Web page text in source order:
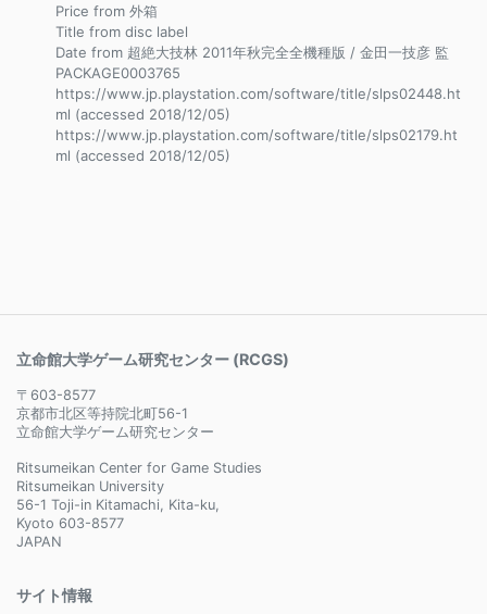
Price from 外箱
Title from disc label
Date from 超絶大技林 2011年秋完全全機種版 / 金田一技彦 監
PACKAGE0003765
https://www.jp.playstation.com/software/title/slps02448.ht
ml (accessed 2018/12/05)
https://www.jp.playstation.com/software/title/slps02179.ht
ml (accessed 2018/12/05)
立命館大学ゲーム研究センター (RCGS)
〒603-8577
京都市北区等持院北町56-1
立命館大学ゲーム研究センター
Ritsumeikan Center for Game Studies
Ritsumeikan University
56-1 Toji-in Kitamachi, Kita-ku,
Kyoto 603-8577
JAPAN
サイト情報